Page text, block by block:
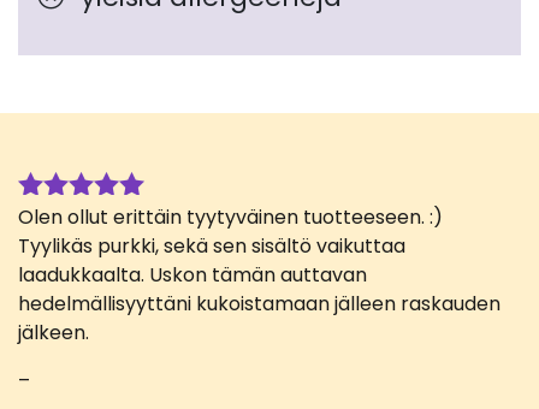
Arvostelu
tuotteesta:
5/ 5
Olen ollut erittäin tyytyväinen tuotteeseen. :)
Tyylikäs purkki, sekä sen sisältö vaikuttaa
laadukkaalta. Uskon tämän auttavan
hedelmällisyyttäni kukoistamaan jälleen raskauden
jälkeen.
–